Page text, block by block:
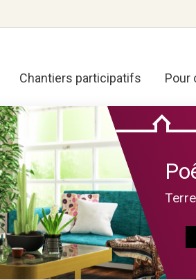
Chantiers participatifs Pour